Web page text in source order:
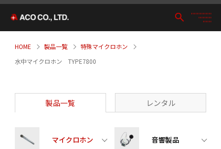
HOME 製品一覧
特殊マイクロホン
水中マイクロホン TYPE7800
製品一覧 レンタル
マイクロホン 音響製品